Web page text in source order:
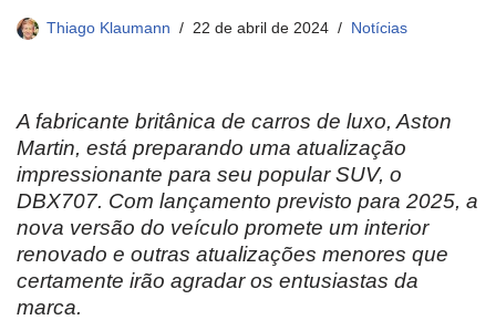
Thiago Klaumann 22 de abril de 2024 Notícias
A fabricante britânica de carros de luxo, Aston
Martin, está preparando uma atualização
impressionante para seu popular SUV, o
DBX707. Com lançamento previsto para 2025, a
nova versão do veículo promete um interior
renovado e outras atualizações menores que
certamente irão agradar os entusiastas da
marca.